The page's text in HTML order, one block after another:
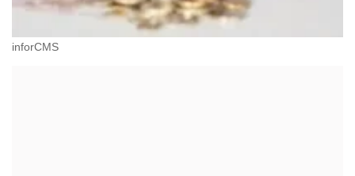
inforCMS